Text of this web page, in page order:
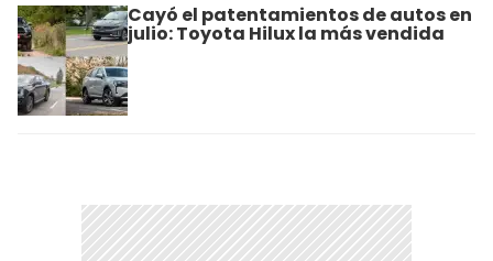
Cayó el patentamientos de autos en
julio: Toyota Hilux la más vendida